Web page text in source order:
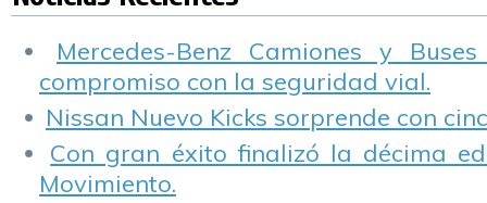
Mercedes-Benz Camiones y
compromiso con la seguridad vial.
Nissan Nuevo Kicks sorprende con
Con gran éxito finalizó la décima
Movimiento.